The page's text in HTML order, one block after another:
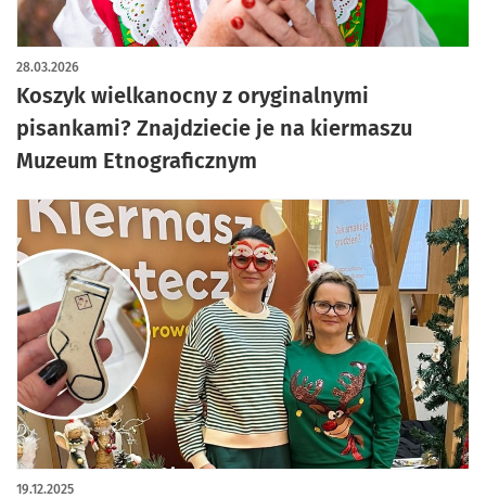
Koszyk wielkanocny z oryginalnymi
pisankami? Znajdziecie je na kiermaszu
Muzeum Etnograficznym
28.03.2026
19.12.2025